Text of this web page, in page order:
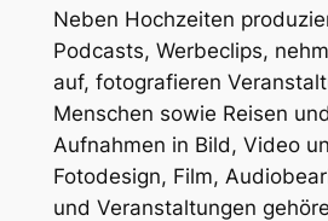
Neben Hochzeiten
Podcasts, Werbeclips,
auf, fotografieren
Menschen sowie Reisen
Aufnahmen in Bild, Video
Fotodesign, Film,
und Veranstaltungen